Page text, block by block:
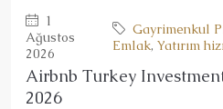
1
Ağustos
2026
Gayrimenkul
Emlak,Yatırım
Airbnb Turkey
2026